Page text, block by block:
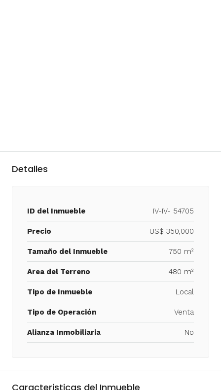
Detalles
ID del Inmueble IV-IV- 54705
Precio US$ 350,000
Tamaño del Inmueble 750 m²
Area del Terreno 480 m²
Tipo de Inmueble Local
Tipo de Operación Venta
Alianza Inmobiliaria No
Caracteristicas del Inmueble